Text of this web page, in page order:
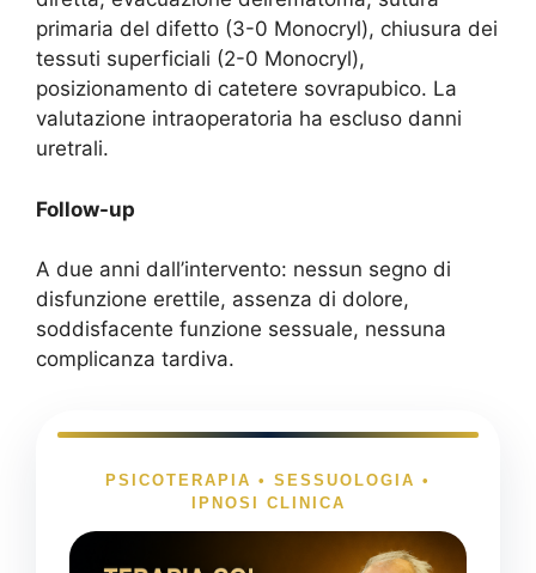
primaria del difetto (3-0 Monocryl), chiusura dei
tessuti superficiali (2-0 Monocryl),
posizionamento di catetere sovrapubico. La
valutazione intraoperatoria ha escluso danni
uretrali.
Follow-up
A due anni dall’intervento: nessun segno di
disfunzione erettile, assenza di dolore,
soddisfacente funzione sessuale, nessuna
complicanza tardiva.
PSICOTERAPIA • SESSUOLOGIA •
IPNOSI CLINICA